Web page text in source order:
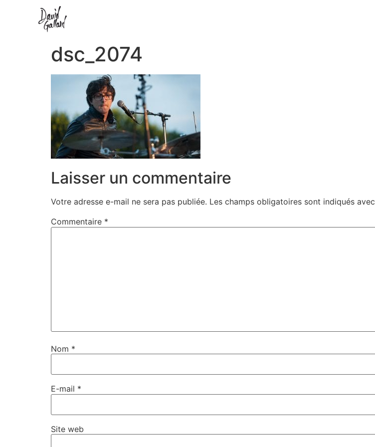
dsc_2074
Laisser un commentaire
Votre adresse e-mail ne sera pas publiée. Les champs obligatoires sont indiqués avec
Commentaire *
Nom *
E-mail *
Site web